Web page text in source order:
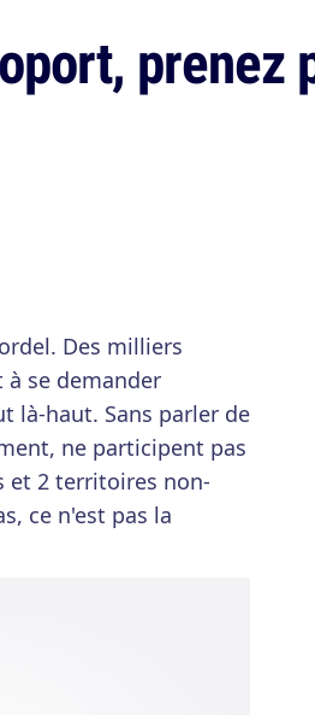
prenez
Des milliers
se demander
là-haut. Sans parler de
ne participent pas
et 2 territoires non-
ce n'est pas la